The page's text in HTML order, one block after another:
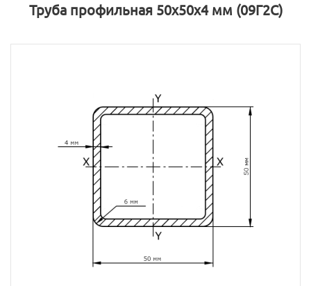
Труба профильная 50х50х4 мм (09Г2С)